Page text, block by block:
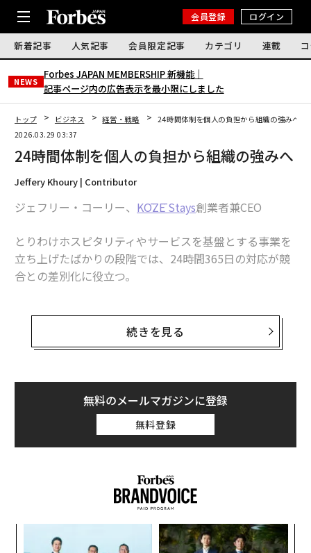
会員登録 ログイン
新着記事 人気記事 会員限定記事 カテゴリ 連載
NEWS
Forbes JAPAN MEMBERSHIP 新機能｜
記事ページ内の広告表示を最小限にしました
トップ ビジネス 経営・戦略
24時間体制を個人の負担から組織の強みへ
2026.03.29 03:37
24時間体制を個人の負担から組織の強みへ
Jeffery Khoury | Contributor
ジェフリー・コーリー、 KŌZĒ Stays創業者兼CEO
とりわけホスピタリティやサービスを基盤とする事業を
立ち上げたばかりの段階では、24時間365日の対応が競
合との差別化に役立つ。
ば、顧客はそのレスポンスの良さを記憶する。それは信
頼と紹介につながり、企業の評判の一部になっていく。
には、それを支える別の仕組みが必要になる。
私は、毎週数百件の滞在を調整するホスピタリティ・オ
ペレーション企業を率いている。スケールの過程で学ん
だことは明快だ。対応可能であることは約束しやすい
る。レスポンスが1人に依存していると、成長は必然的
に組織を「個人の手の届く範囲」を超えて進化させる。
依存せず、確実に提供できる形で届けることである。
続きを見る
無料のメールマガジンに登録
無料登録